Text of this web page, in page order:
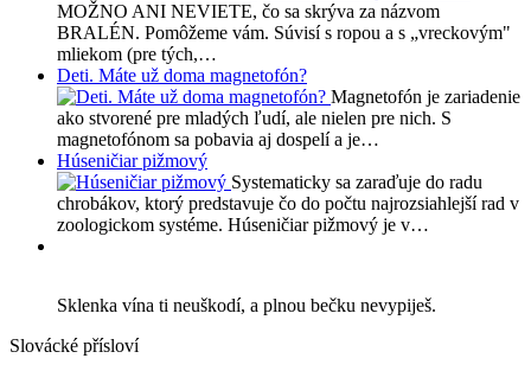
MOŽNO ANI NEVIETE, čo sa skrýva za názvom
BRALÉN. Pomôžeme vám. Súvisí s ropou a s „vreckovým"
mliekom (pre tých,…
Deti. Máte už doma magnetofón?
Magnetofón je zariadenie
ako stvorené pre mladých ľudí, ale nielen pre nich. S
magnetofónom sa pobavia aj dospelí a je…
Húseničiar pižmový
Systematicky sa zaraďuje do radu
chrobákov, ktorý predstavuje čo do počtu najrozsiahlejší rad v
zoologickom systéme. Húseničiar pižmový je v…
Sklenka vína ti neuškodí, a plnou bečku nevypiješ.
Slovácké přísloví